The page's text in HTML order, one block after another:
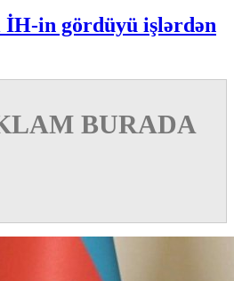
İH-in gördüyü işlərdən
BURADA